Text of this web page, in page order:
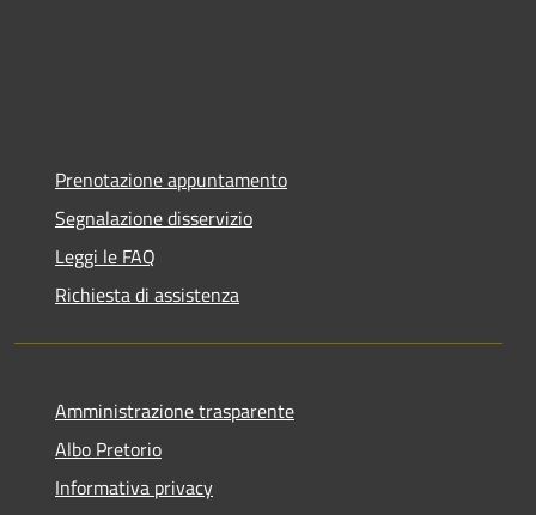
Prenotazione appuntamento
Segnalazione disservizio
Leggi le FAQ
Richiesta di assistenza
Amministrazione trasparente
Albo Pretorio
Informativa privacy